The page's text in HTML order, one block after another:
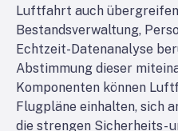
Luftfahrt auch
Bestandsverwaltung,
Echtzeit-Datenanalyse
Abstimmung dieser
Komponenten können
Flugpläne einhalten, sich
die strengen Sicherheits-